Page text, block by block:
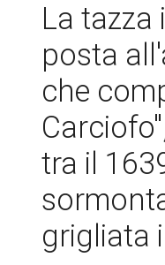
La tazza
posta
che
tra il
grigliata